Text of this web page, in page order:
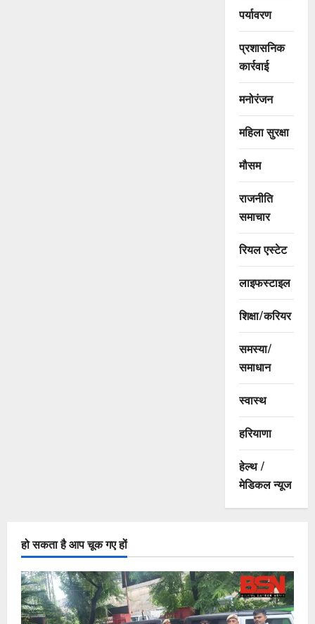
पर्यावरण
प्रशासनिक
कार्रवाई
मनोरंजन
महिला सुरक्षा
मौसम
राजनीति
समाचार
रियल एस्टेट
लाइफस्टाइल
शिक्षा/करियर
समस्या/
समाधान
स्वास्थ
हरियाणा
हेल्थ /
मेडिकल न्यूज
हो सकता है आप चूक गए हों